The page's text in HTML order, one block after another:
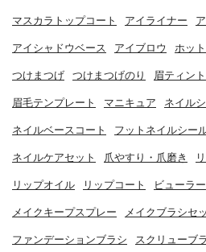
マスカラトップコート アイライナー
アイシャドウベース アイブロウ ホッ
つけまつげ つけまつげのり 眉ティント
眉毛テンプレート マニキュア ネイル
ネイルベースコート フットネイルシー
ネイルケアセット 爪やすり・爪磨き
リップオイル リップコート ビューラー
メイクキープスプレー メイクブラシセ
ファンデーションブラシ スクリューブ